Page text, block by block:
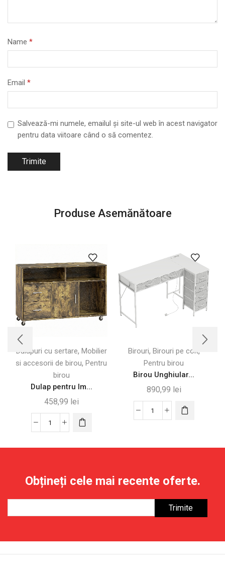
Name *
Email *
Salvează-mi numele, emailul și site-ul web în acest navigator
pentru data viitoare când o să comentez.
Produse Asemănătoare
Dulapuri cu sertare, Mobilier
si accesorii de birou, Pentru
birou
Dulap pentru Im...
458,99 lei
Cantitate
Roți,
2
Birouri, Birouri pe colt,
Pentru birou
Birou Unghiular...
890,99 lei
Cantitate
Sertare
și
Prize
Integrate,
Obțineți cele mai recente oferte.